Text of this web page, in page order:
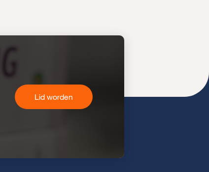
Lid worden